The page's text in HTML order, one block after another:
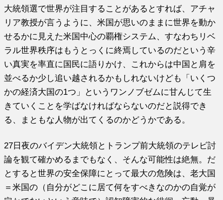
大統領選で世界が注目することがあるとすれば、アチャ
リア教授が言うように、米国が思いのままに世界を動か
せるかに見えた米国中心の覇権システム、すなわちリベ
ラル世界秩序はもうとっくに終焉しているのだという辛
い真実を率直に国民に語りかけ、これからは中国と肩を
並べるか少し追い越されるかもしれないけども「いくつ
かの経済大国の1つ」というワンノブゼムに甘んじて生
きていくことを学ばなければならないのだと説得でき
る、まともな人物が出てくるのかどうかである。
27日夜のバイデン大統領とトランプ前大統領のテレビ討
論を観て確かめるまでもなく、そんな可能性は絶無。だ
とすると世界の安全保障にとって最大の危険は、老大国
＝米国の（自分がどこに居て何をすべきなのかの自覚が